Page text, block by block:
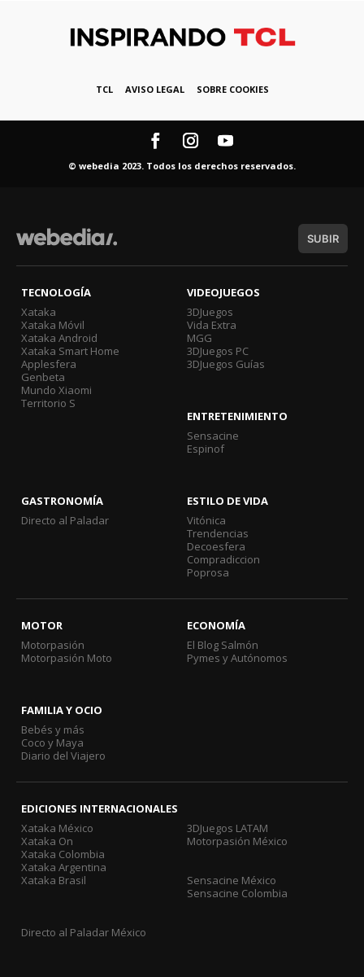
TCL AVISO LEGAL SOBRE COOKIES
© webedia 2023. Todos los derechos reservados.
SUBIR
TECNOLOGÍA
Xataka
Xataka Móvil
Xataka Android
Xataka Smart Home
Applesfera
Genbeta
Mundo Xiaomi
Territorio S
VIDEOJUEGOS
3DJuegos
Vida Extra
MGG
3DJuegos PC
3DJuegos Guías
ENTRETENIMIENTO
Sensacine
Espinof
GASTRONOMÍA
Directo al Paladar
ESTILO DE VIDA
Vitónica
Trendencias
Decoesfera
Compradiccion
Poprosa
MOTOR
Motorpasión
Motorpasión Moto
ECONOMÍA
El Blog Salmón
Pymes y Autónomos
FAMILIA Y OCIO
Bebés y más
Coco y Maya
Diario del Viajero
EDICIONES INTERNACIONALES
Xataka México
Xataka On
Xataka Colombia
Xataka Argentina
Xataka Brasil
3DJuegos LATAM
Motorpasión México
Sensacine México
Sensacine Colombia
Directo al Paladar México